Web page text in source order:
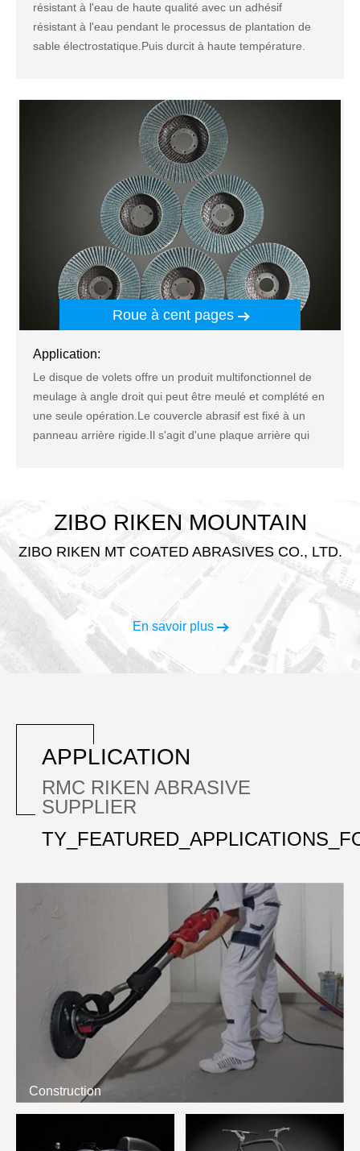
résistant à l'eau de haute qualité avec un adhésif
résistant à l'eau pendant le processus de plantation de
sable électrostatique.Puis durcit à haute température.
Roue à cent pages
Application:
Le disque de volets offre un produit multifonctionnel de
meulage à angle droit qui peut être meulé et complété en
une seule opération.Le couvercle abrasif est fixé à un
panneau arrière rigide.Il s'agit d'une plaque arrière qui
ZIBO RIKEN MOUNTAIN
ZIBO RIKEN MT COATED ABRASIVES CO., LTD.
En savoir plus
APPLICATION
RMC RIKEN ABRASIVE
SUPPLIER
Construction